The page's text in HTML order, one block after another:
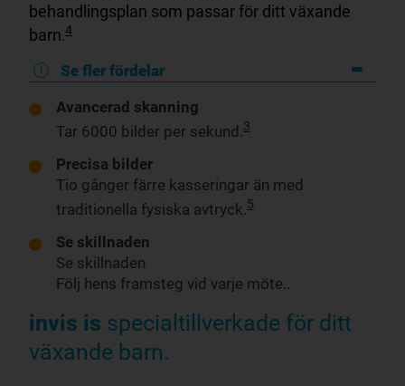
behandlingsplan som passar för ditt växande
barn.4
Se fler fördelar
Avancerad skanning
Tar 6000 bilder per sekund.3
Precisa bilder
Tio gånger färre kasseringar än med
traditionella fysiska avtryck.5
Se skillnaden
Se skillnaden
Följ hens framsteg vid varje möte..
invis is specialtillverkade för ditt
växande barn.